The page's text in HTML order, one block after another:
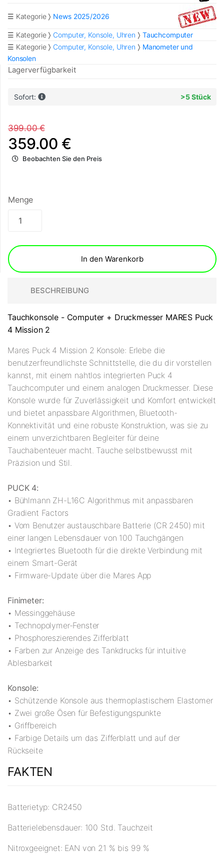
☰ Kategorie News 2025/2026
☰ Kategorie Computer, Konsole, Uhren
Tauchcomputer
☰ Kategorie
Computer, Konsole, Uhren
Manometer und
Konsolen
Lagerverfügbarkeit
Sofort: >5 Stück
399.00 €
359.00 €
Beobachten Sie den Preis
Menge
In den Warenkorb
BESCHREIBUNG
Tauchkonsole - Computer + Druckmesser MARES Puck
4 Mission 2
Mares Puck 4 Mission 2 Konsole: Erlebe die
benutzerfreundlichste Schnittstelle, die du dir vorstellen
kannst, mit einem nahtlos integrierten Puck 4
Tauchcomputer und einem analogen Druckmesser. Diese
Konsole wurde für Zuverlässigkeit und Komfort entwickelt
und bietet anpassbare Algorithmen, Bluetooth-
Konnektivität und eine robuste Konstruktion, was sie zu
einem unverzichtbaren Begleiter für deine
Tauchabenteuer macht. Tauche selbstbewusst mit
Präzision und Stil.
PUCK 4:
• Bühlmann ZH-L16C Algorithmus mit anpassbaren
Gradient Factors
• Vom Benutzer austauschbare Batterie (CR 2450) mit
einer langen Lebensdauer von 100 Tauchgängen
• Integriertes Bluetooth für die direkte Verbindung mit
einem Smart-Gerät
• Firmware-Update über die Mares App
Finimeter:
• Messinggehäuse
• Technopolymer-Fenster
• Phosphoreszierendes Zifferblatt
• Farben zur Anzeige des Tankdrucks für intuitive
Ablesbarkeit
Konsole:
• Schützende Konsole aus thermoplastischem Elastomer
• Zwei große Ösen für Befestigungspunkte
• Griffbereich
• Farbige Details um das Zifferblatt und auf der
Rückseite
FAKTEN
Batterietyp: CR2450
Batterielebensdauer: 100 Std. Tauchzeit
Nitroxgeeignet: EAN von 21 % bis 99 %